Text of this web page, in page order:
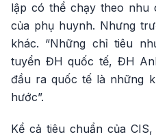
lập có thể chạy theo nhu
của phụ huynh. Nhưng
khác. “Những chỉ tiêu
tuyển ĐH quốc tế, ĐH
đầu ra quốc tế là những
hước”.
Kể cả tiêu chuẩn của